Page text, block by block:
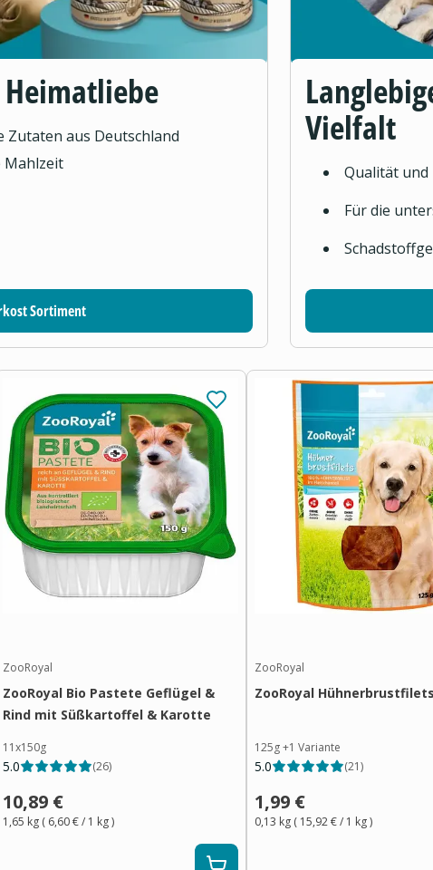
Zutaten aus Deutschland
Mahlzeit
Sortiment
Vielfalt
Qualität
Für die
ZooRoyal
ZooRoyal Bio Pastete Geflügel &
Rind mit Süßkartoffel & Karotte
11x150g
5.0 (26)
10,89 €
1,65 kg ( 6,60 €/ 1 kg)
ZooRoyal
ZooRoyal Hühnerbrustfilets
125g+1 Variante
5.0 (21)
1,99 €
0,13 kg ( 15,92 €/ 1 kg)